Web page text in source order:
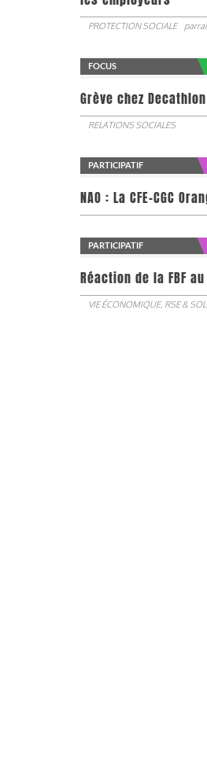
PROTECTION SOCIALE
FOCUS
Grève chez
RELATIONS SOCIALES
PARTICIPATIF
NAO : La CFE-CGC
PARTICIPATIF
​​​​​​​Réaction de la FBF
VIE ÉCONOMIQUE, RSE &